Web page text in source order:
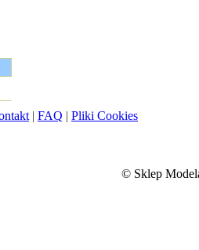
| FAQ | Pliki Cookies
© Sklep